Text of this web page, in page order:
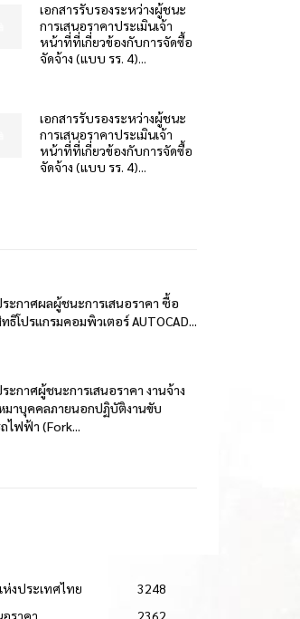
เอกสารรับรองระหว่างผู้ชนะ
การเสนอราคาประเมินเจ้า
หน้าที่ที่เกี่ยวข้องกับการจัดซื้อ
จัดจ้าง (แบบ รร. 4)...
เอกสารรับรองระหว่างผู้ชนะ
การเสนอราคาประเมินเจ้า
หน้าที่ที่เกี่ยวข้องกับการจัดซื้อ
จัดจ้าง (แบบ รร. 4)...
ะกาศผลผู้ชนะการเสนอราคา ซื้อ
ธิโปรแกรมคอมพิวเตอร์ AUTOCAD...
ะกาศผู้ชนะการเสนอราคา งานจ้าง
มาบุคคลภายนอกปฏิบัติงานขับ
ไฟฟ้า (Fork...
งประเทศไทย
3248
ราคา
2362